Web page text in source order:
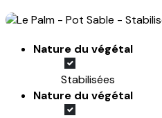
Nature du végétal
Stabilisées
Nature du végétal